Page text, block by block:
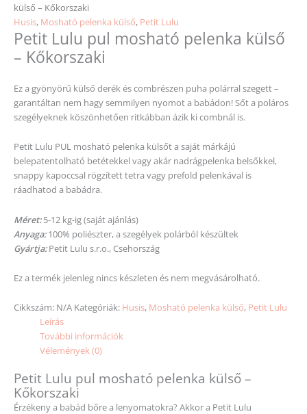
külső – Kőkorszaki
Husis, Mosható pelenka külső, Petit Lulu
Petit Lulu pul mosható pelenka külső
– Kőkorszaki
Ez a gyönyörű külső derék és combrészen puha polárral szegett –
garantáltan nem hagy semmilyen nyomot a babádon! Sőt a poláros
szegélyeknek köszönhetően ritkábban ázik ki combnál is.
Petit Lulu PUL mosható pelenka külsőt a saját márkájú
belepatentolható betétekkel vagy akár nadrágpelenka belsőkkel,
snappy kapoccsal rögzített tetra vagy prefold pelenkával is
ráadhatod a babádra.
Méret:5-12 kg-ig (saját ajánlás)
Anyaga: 100% poliészter, a szegélyek polárból készültek
Gyártja:Petit Lulu s.r.o., Csehország
Ez a termék jelenleg nincs készleten és nem megvásárolható.
Cikkszám: N/A Kategóriák: Husis, Mosható pelenka külső, Petit Lulu
Leírás
További információk
Vélemények (0)
Petit Lulu pul mosható pelenka külső –
Kőkorszaki
Érzékeny a babád bőre a lenyomatokra? Akkor a Petit Lulu